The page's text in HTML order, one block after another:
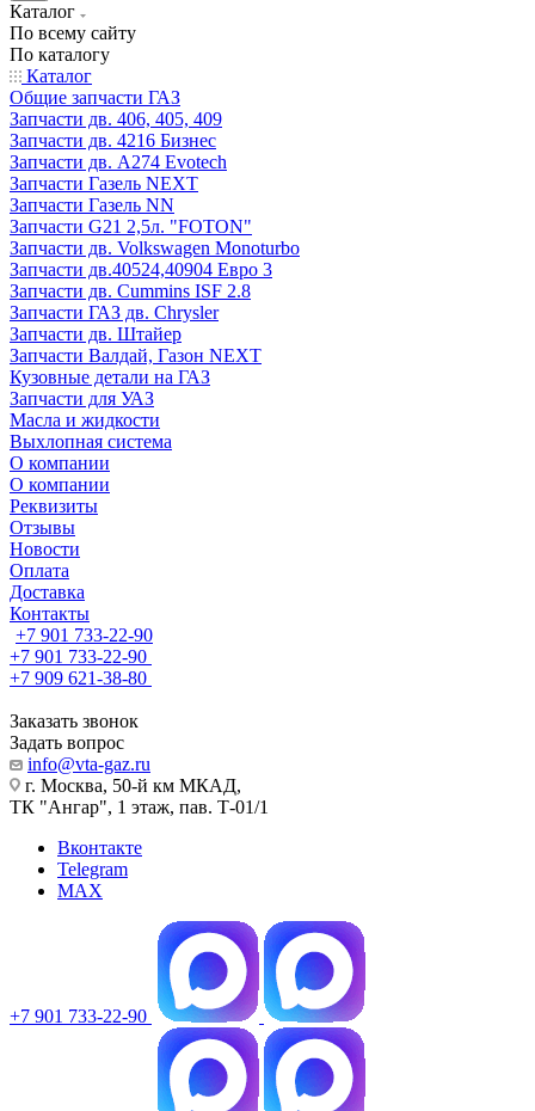
Каталог
По всему сайту
По каталогу
Каталог
Общие запчасти ГАЗ
Запчасти дв. 406, 405, 409
Запчасти дв. 4216 Бизнес
Запчасти дв. A274 Evotech
Запчасти Газель NEXT
Запчасти Газель NN
Запчасти G21 2,5л. "FOTON"
Запчасти дв. Volkswagen Monoturbo
Запчасти дв.40524,40904 Евро 3
Запчасти дв. Cummins ISF 2.8
Запчасти ГАЗ дв. Chrysler
Запчасти дв. Штайер
Запчасти Валдай, Газон NEXT
Кузовные детали на ГАЗ
Запчасти для УАЗ
Масла и жидкости
Выхлопная система
О компании
О компании
Реквизиты
Отзывы
Новости
Оплата
Доставка
Контакты
+7 901 733-22-90
+7 901 733-22-90
+7 909 621-38-80
Заказать звонок
Задать вопрос
info@vta-gaz.ru
г. Москва, 50-й км МКАД,
ТК "Ангар", 1 этаж, пав. Т-01/1
Вконтакте
Telegram
MAX
+7 901 733-22-90